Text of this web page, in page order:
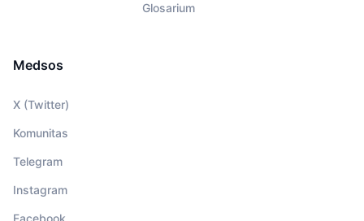
Glosarium
Medsos
X (Twitter)
Komunitas
Telegram
Instagram